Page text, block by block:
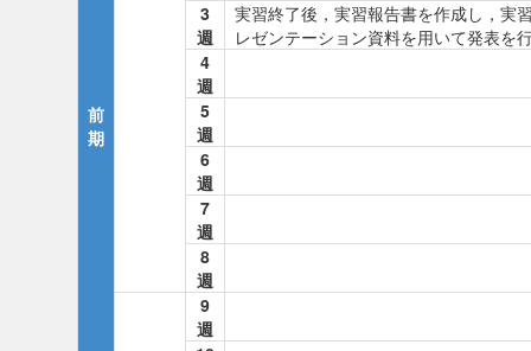
前
期
3
週
実習終了後，実習報告書を作成し，実
レゼンテーション資料を用いて発表を
4
週
5
週
6
週
7
週
8
週
9
週